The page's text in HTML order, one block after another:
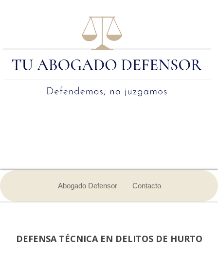
Abogado Defensor Contacto
DEFENSA TÉCNICA EN DELITOS DE HURTO